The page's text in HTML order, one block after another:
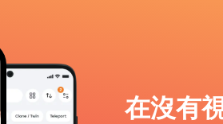
在沒有